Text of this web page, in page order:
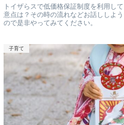
トイザらスで低価格保証制度を利用し
意点は？その時の流れなどお話ししよ
ので是非やってみてください。
子育て